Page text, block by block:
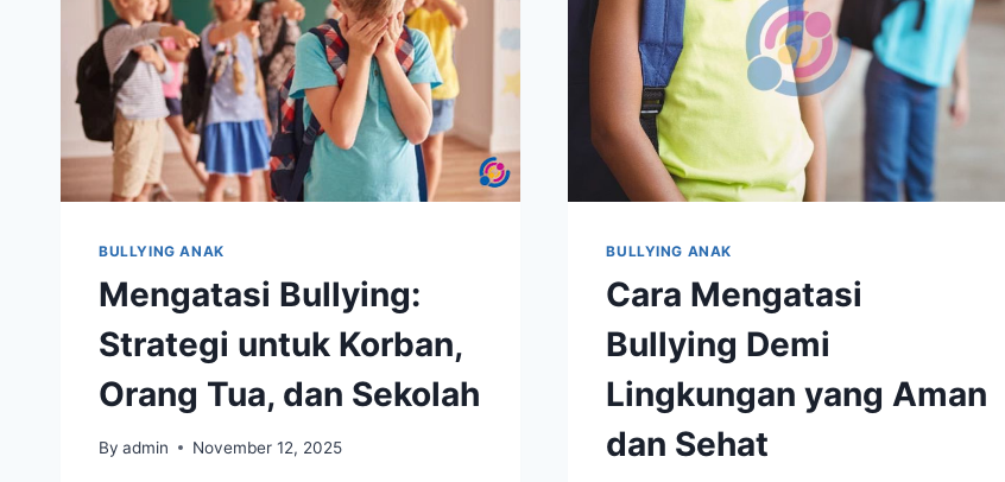
BULLYING ANAK
Mengatasi Bullying:
Strategi untuk Korban,
Orang Tua, dan Sekolah
By admin November 12, 2025
BULLYING ANAK
Cara Mengatasi
Bullying Demi
Lingkungan yang Aman
dan Sehat